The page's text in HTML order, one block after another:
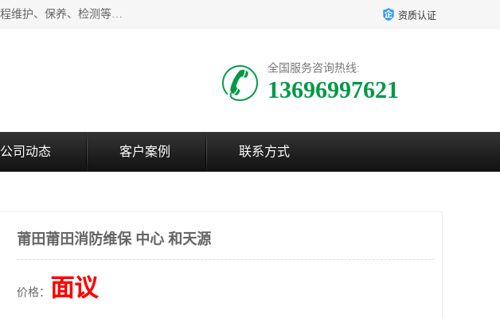
福建和天源消防安全科技有限公司厦门分公司经营范围：消防工程安全检测技术研发、技术咨询，消防工程维护、保养、检测等；主要的服务有：消防工程安全检测,消防工程施工,消防安全评估,消防维保,消防设施检测,消防维护保养,房屋安全鉴定,防雷装置检测,防火涂料检测,消防电气年检,泉州消防施工安装公司；消防器材、建材、五金制品零售。 资质认证
全国服务咨询热线:
13696997621
公司动态 客户案例 联系方式
莆田莆田消防维保 中心 和天源
价格： 面议